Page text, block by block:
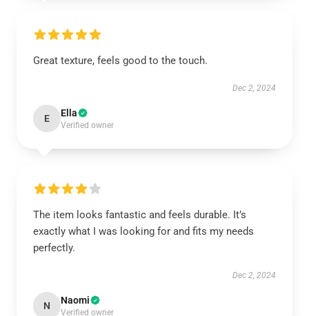
Great texture, feels good to the touch.
Dec 2, 2024
E Ella
Verified owner
The item looks fantastic and feels durable. It’s
exactly what I was looking for and fits my needs
perfectly.
Dec 2, 2024
N Naomi
Verified owner